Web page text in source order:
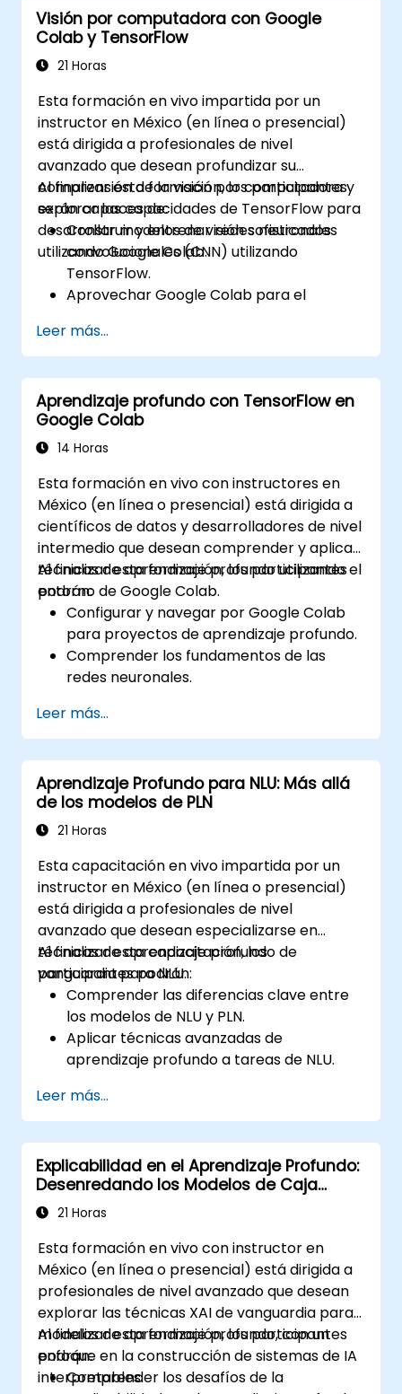
Implementar aplicaciones prácticas de
Edge AI utilizando TensorFlow Lite.
Visión por computadora con Google
Colab y TensorFlow
21 Horas
Esta formación en vivo impartida por un
instructor en México (en línea o presencial)
está dirigida a profesionales de nivel
avanzado que desean profundizar su
comprensión de la visión por computadora y
explorar las capacidades de TensorFlow para
desarrollar modelos de visión sofisticados
utilizando Google Colab.
Al finalizar esta formación, los participantes
serán capaces de:
Construir y entrenar redes neuronales
convolucionales (CNN) utilizando
TensorFlow.
Aprovechar Google Colab para el
eficiente en la nube.
Implementar técnicas de
preprocesamiento de imágenes para
tareas de visión por computadora.
Desplegar modelos de visión por
computadora para aplicaciones del
Utilizar el aprendizaje por transferencia
(transfer learning) para mejorar el
rendimiento de los modelos CNN.
Visualizar e interpretar los resultados de
los modelos de clasificación de imágenes.
Leer más...
Aprendizaje profundo con TensorFlow en
Google Colab
14 Horas
Esta formación en vivo con instructores en
México (en línea o presencial) está dirigida a
científicos de datos y desarrolladores de nivel
intermedio que desean comprender y aplicar
técnicas de aprendizaje profundo utilizando el
entorno de Google Colab.
Al finalizar esta formación, los participantes
podrán:
Configurar y navegar por Google Colab
para proyectos de aprendizaje profundo.
Comprender los fundamentos de las
redes neuronales.
profundo utilizando TensorFlow.
Entrenar y evaluar modelos de
aprendizaje profundo.
Utilizar características avanzadas de
TensorFlow para el aprendizaje profundo.
Leer más...
Aprendizaje Profundo para NLU: Más allá
de los modelos de PLN
21 Horas
Esta capacitación en vivo impartida por un
instructor en México (en línea o presencial)
está dirigida a profesionales de nivel
avanzado que desean especializarse en
técnicas de aprendizaje profundo de
vanguardia para NLU.
Al finalizar esta capacitación, los
participantes podrán:
Comprender las diferencias clave entre
los modelos de NLU y PLN.
Aplicar técnicas avanzadas de
aprendizaje profundo a tareas de NLU.
los transformadores y los mecanismos de
atención.
Aprovechar las tendencias futuras en NLU
para construir sistemas de inteligencia
artificial sofisticados.
Leer más...
Explicabilidad en el Aprendizaje Profundo:
Desenredando los Modelos de Caja
Negra21 Horas
Esta formación en vivo con instructor en
México (en línea o presencial) está dirigida a
profesionales de nivel avanzado que desean
explorar las técnicas XAI de vanguardia para
modelos de aprendizaje profundo, con un
enfoque en la construcción de sistemas de IA
interpretables.
Al finalizar esta formación, los participantes
podrán:
Comprender los desafíos de la